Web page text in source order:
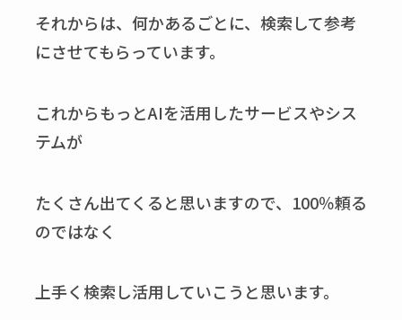
それからは、何かあるごとに、検索して参考
にさせてもらっています。
これからもっとAIを活用したサービスやシス
テムが
たくさん出てくると思いますので、100％頼る
のではなく
上手く検索し活用していこうと思います。